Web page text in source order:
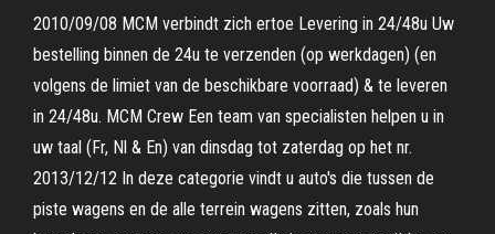
2010/09/08 MCM verbindt zich ertoe Levering in 24/48u Uw
bestelling binnen de 24u te verzenden (op werkdagen) (en
volgens de limiet van de beschikbare voorraad) & te leveren
in 24/48u. MCM Crew Een team van specialisten helpen u in
uw taal (Fr, Nl & En) van dinsdag tot zaterdag op het nr.
2013/12/12 In deze categorie vindt u auto's die tussen de
piste wagens en de alle terrein wagens zitten, zoals hun